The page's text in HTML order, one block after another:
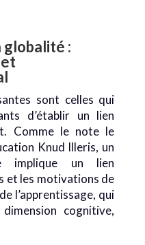
globalité :
sont celles qui
d’établir un lien
Comme le note le
Knud Illeris, un
implique un lien
et les motivations de
l’apprentissage, qui
cognitive,